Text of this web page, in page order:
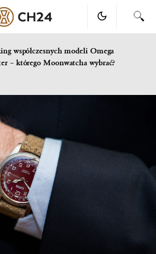
współczesnych modeli Omega
– którego Moonwatcha wybrać?